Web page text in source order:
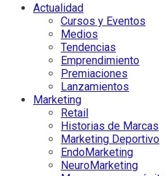
Actualidad
Cursos y Eventos
Medios
Tendencias
Emprendimiento
Premiaciones
Lanzamientos
Marketing
Retail
Historias de Marcas
Marketing Deportivo
EndoMarketing
NeuroMarketing